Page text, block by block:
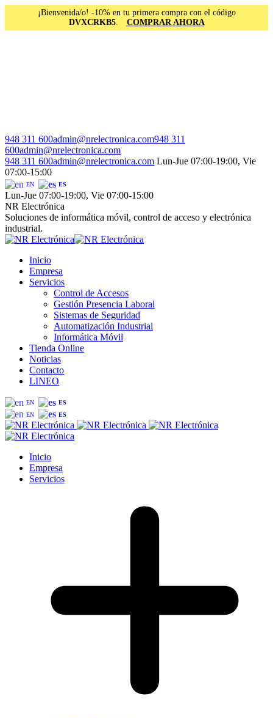
¡Bienvenida/o! -10% en tu primera compra con el código
DVXCRKB5. COMPRAR AHORA
Facebook
page
opens
in
new
window
Instagram
page
opens
in
new
window
Linkedin
page
opens
in
new
window
948 311 600admin@nrelectronica.com948 311
600admin@nrelectronica.com
948 311 600admin@nrelectronica.com Lun-Jue 07:00-19:00, Vie
07:00-15:00
EN ES
Lun-Jue 07:00-19:00, Vie 07:00-15:00
NR Electrónica
Soluciones de informática móvil, control de acceso y electrónica
industrial.
Inicio
Empresa
Servicios
Control de Accesos
Gestión Presencia Laboral
Sistemas de Seguridad
Automatización Industrial
Informática Móvil
Tienda Online
Noticias
Contacto
LINEO
EN
ES
EN
ES
Inicio
Empresa
Servicios